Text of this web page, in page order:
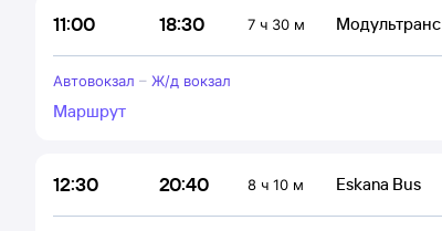
11:00 18:30 7 ч 30 м Модультранс
Автовокзал – Ж/д вокзал
Маршрут
12:30 20:40 8 ч 10 м Eskana Bus